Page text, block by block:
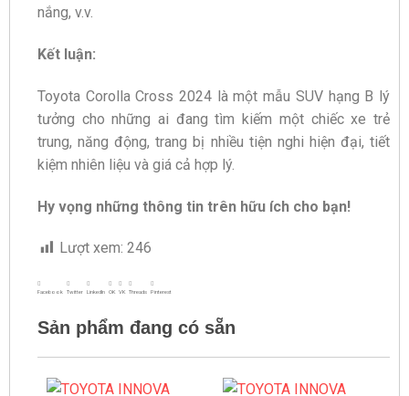
nắng, v.v.
Kết luận:
Toyota Corolla Cross 2024 là một mẫu SUV hạng B lý
tưởng cho những ai đang tìm kiếm một chiếc xe trẻ
trung, năng động, trang bị nhiều tiện nghi hiện đại, tiết
kiệm nhiên liệu và giá cả hợp lý.
Hy vọng những thông tin trên hữu ích cho bạn!
Lượt xem: 246
Facebook Twitter LinkedIn OK VK Threads Pinterest
Sản phẩm đang có sẵn